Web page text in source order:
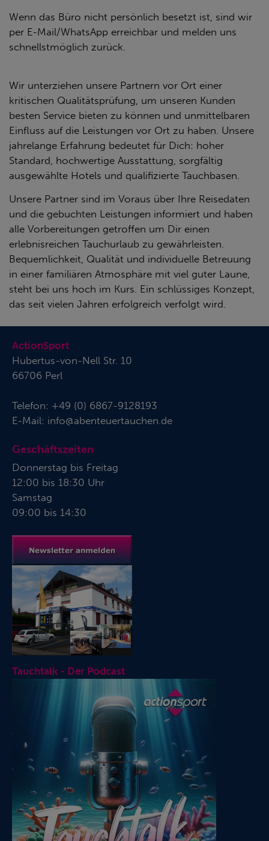
Wenn das Büro nicht persönlich besetzt ist, sind wir
per E-Mail/WhatsApp erreichbar und melden uns
schnellstmöglich zurück.
Wir unterziehen unsere Partnern vor Ort einer
kritischen Qualitätsprüfung, um unseren Kunden
besten Service bieten zu können und unmittelbaren
Einfluss auf die Leistungen vor Ort zu haben. Unsere
jahrelange Erfahrung bedeutet für Dich: hoher
Standard, hochwertige Ausstattung, sorgfältig
ausgewählte Hotels und qualifizierte Tauchbasen.
Unsere Partner sind im Voraus über Ihre Reisedaten
und die gebuchten Leistungen informiert und haben
alle Vorbereitungen getroffen um Dir einen
erlebnisreichen Tauchurlaub zu gewährleisten.
Bequemlichkeit, Qualität und individuelle Betreuung
in einer familiären Atmosphäre mit viel guter Laune,
steht bei uns hoch im Kurs. Ein schlüssiges Konzept,
das seit vielen Jahren erfolgreich verfolgt wird.
ActionSport
Hubertus-von-Nell Str. 10
66706 Perl
Telefon: +49 (0) 6867-9128193
E-Mail: info@abenteuertauchen.de
Geschäftszeiten
Donnerstag bis Freitag
12:00 bis 18:30 Uhr
Samstag
09:00 bis 14:30
Tauchtalk - Der Podcast